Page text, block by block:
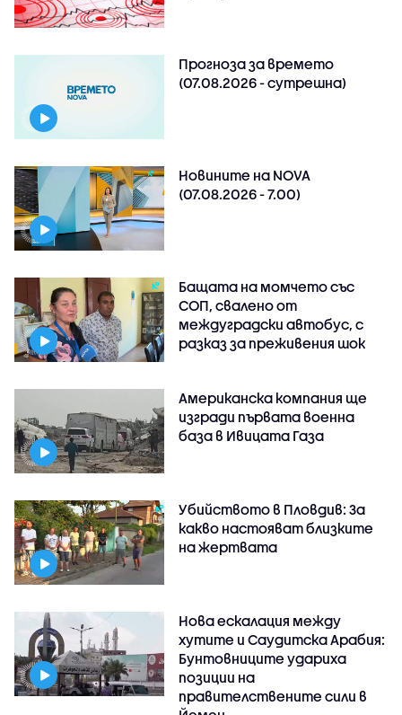
Прогноза за времето
(07.08.2026 - сутрешна)
Новините на NOVA
(07.08.2026 - 7.00)
Бащата на момчето със
СОП, свалено от
междуградски автобус, с
разказ за преживения шок
Американска компания ще
изгради първата военна
база в Ивицата Газа
Убийството в Пловдив: За
какво настояват близките
на жертвата
Нова ескалация между
хутите и Саудитска Арабия:
Бунтовниците удариха
позиции на
правителствените сили в